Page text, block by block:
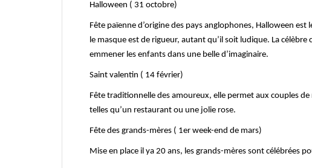
Halloween ( 31 octobre)
Fête païenne d’origine des pays anglophones, Halloween
le masque est de rigueur, autant qu’il soit ludique. La
emmener les enfants dans une belle d’imaginaire.
Saint valentin ( 14 février)
Fête traditionnelle des amoureux, elle permet aux couples
telles qu’un restaurant ou une jolie rose.
Fête des grands-mères ( 1er week-end de mars)
Mise en place il ya 20 ans, les grands-mères sont célébrées